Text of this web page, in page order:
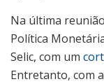
Na última
Política
Selic, com um
Entretanto, com